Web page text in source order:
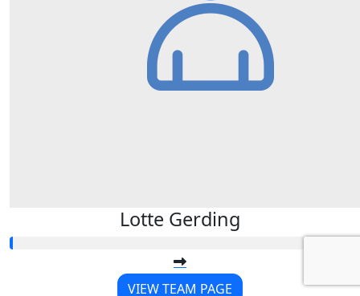
Lotte Gerding
VIEW TEAM PAGE